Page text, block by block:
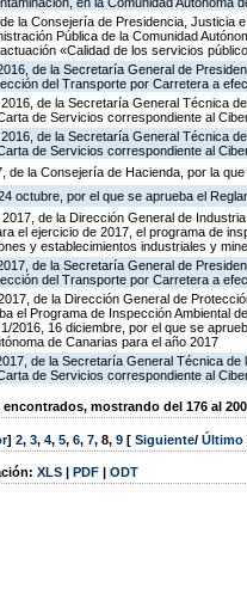
la Consejería de Presidencia, Justicia
Pública de la Comunidad
«Calidad de los servicios
de la Secretaría General de
del Transporte por Carretera a
de la Secretaría General Técnica
de Servicios correspondiente al
de la Secretaría General Técnica
de Servicios correspondiente al
de la Consejería de Hacienda, por la
octubre, por el que se aprueba el
2017, de la Dirección General de
el ejercicio de 2017, el programa de
y establecimientos industriales y
de la Secretaría General de
del Transporte por Carretera a
de la Dirección General de
el Programa de Inspección Ambiental
2016, 16 diciembre, por el que se
de Canarias para el año 2017
de la Secretaría General Técnica
de Servicios correspondiente al
mostrando del 176 al
] 2, 3, 4, 5, 6, 7, 8, 9 [ Siguiente/ Último
XLS | PDF | ODT